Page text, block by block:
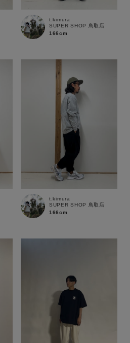
t.kimura
SUPER SHOP 鳥取店
166cm
t.kimura
SUPER SHOP 鳥取店
166cm